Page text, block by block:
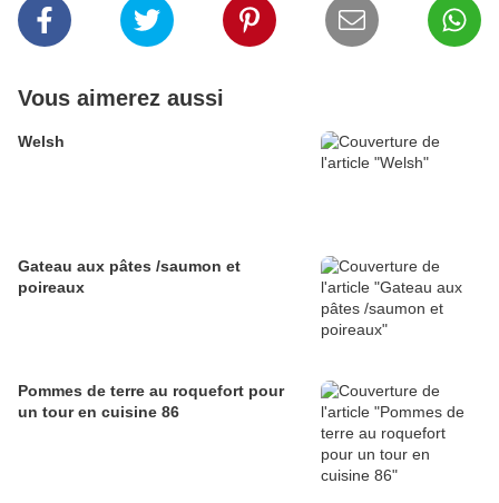
Vous aimerez aussi
Welsh
Gateau aux pâtes /saumon et
poireaux
Pommes de terre au roquefort pour
un tour en cuisine 86